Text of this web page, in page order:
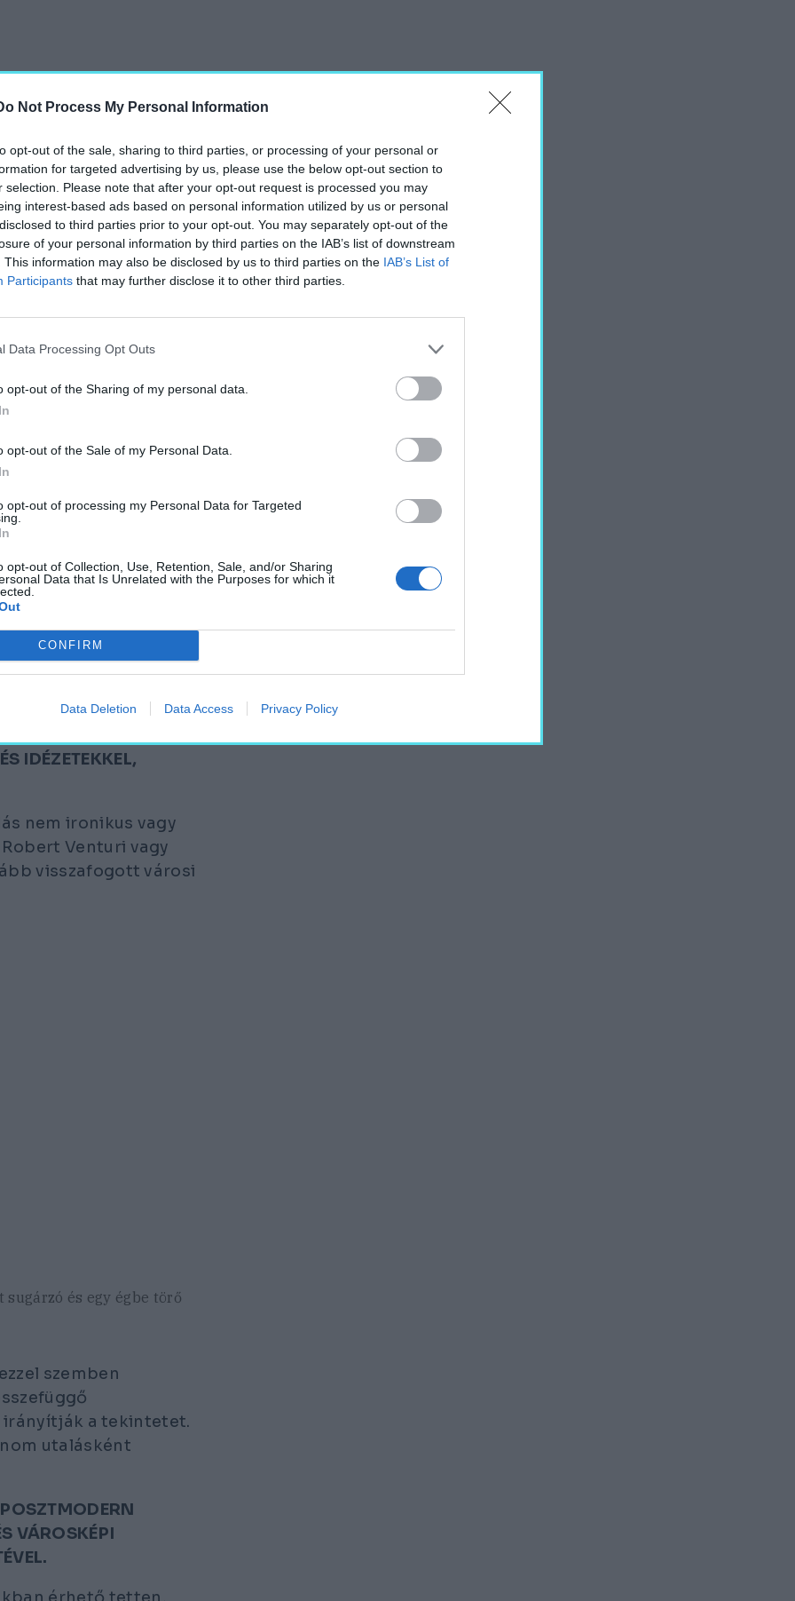
Not Process My Personal Information
opt-out of the sale, sharing to third parties, or processing of your personal or
for targeted advertising by us, please use the below opt-out section to
selection. Please note that after your opt-out request is processed you may
interest-based ads based on personal information utilized by us or personal
to third parties prior to your opt-out. You may separately opt-out of the
of your personal information by third parties on the IAB’s list of downstream
This information may also be disclosed by us to third parties on the IAB’s List of
Participants that may further disclose it to other third parties.
Data Processing Opt Outs
opt-out of the Sharing of my personal data.
opt-out of the Sale of my Personal Data.
opt-out of processing my Personal Data for Targeted
opt-out of Collection, Use, Retention, Sale, and/or Sharing
Data that Is Unrelated with the Purposes for which it
CONFIRM
Data Deletion Data Access Privacy Policy
a városképbe
belvárosi
sűrű történeti
elemeit. Kiemelt
kupolája a Deák
érzékenység
amelyet sokszor
tömegre tagolódik.
nyugodt ritmusú
házak világához. Ez
SAJÁTOSSÁGA ÉPPEN
A TÖRTÉNETI
IDÉZETEKKEL,
nem ironikus vagy
Venturi vagy
visszafogott városi
és egy égbe törő
szemben
irányítják a tekintetet.
utalásként
VÁROSKÉPI